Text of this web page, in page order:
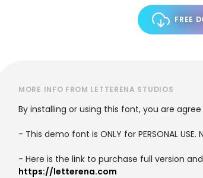
FREE
MORE INFO FROM LETTERENA STUDIOS
By installing or using this font, you are
- This demo font is ONLY for PERSONAL USE.
- Here is the link to purchase full version
https://letterena.com